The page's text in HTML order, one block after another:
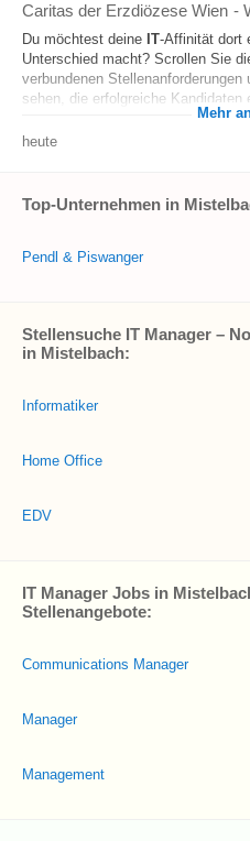
Caritas der Erzdiözese Wien -
Du möchtest deine IT-Affinität dort
Unterschied macht? Scrollen Sie
verbundenen
sehen, die erfolgreiche Kandidaten
Mehr
heute
Top-Unternehmen in
Pendl & Piswanger
Stellensuche IT Manager –
in Mistelbach:
Informatiker
Home Office
EDV
IT Manager Jobs in
Stellenangebote:
Communications Manager
Manager
Management